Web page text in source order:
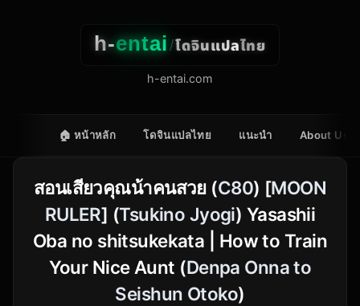
h-entai/โดจินแปลไทย
h-entai.com
🏠 หน้าหลัก โดจินแปลไทย แนะนำ About Us
สอนเสียวคุณน้าคนสวย (C80) [MOON
RULER] (Tsukino Jyogi) Yasashii
Oba no shitsukekata | How to Train
Your Nice Aunt (Denpa Onna to
Seishun Otoko)